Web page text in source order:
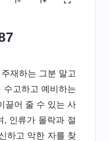
재하는 그분 말고
고하고 예비하는
끌어 줄 수 있는 사
, 인류가 몰락과 절
하고 악한 자를 찾